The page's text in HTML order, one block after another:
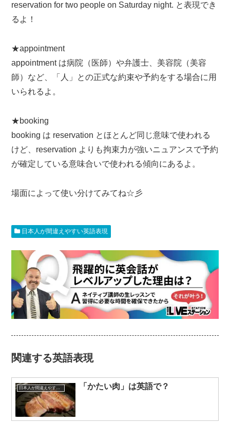
reservation for two people on Saturday night. と表現でき
るよ！
★appointment
appointment は病院（医師）や弁護士、美容院（美容
師）など、「人」との正式な約束や予約をする場合に用
いられるよ。
★booking
booking は reservation とほとんど同じ意味で使われる
けど、reservation よりも拘束力が強いニュアンスで予約
が確定している意味合いで使われる傾向にあるよ。
場面によって使い分けてみてね☆彡
日本人が間違えやすい英語表現
関連する英語表現
日本人が間違えやすい英語表現 「かたい肉」は英語で？